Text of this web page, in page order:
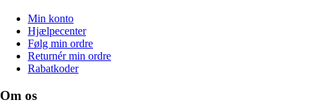
Min konto
Hjælpecenter
Følg min ordre
Returnér min ordre
Rabatkoder
Om os